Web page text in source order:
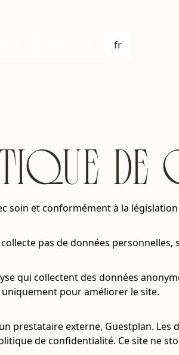
fr
DE
soin et conformément à la
pas de données
qui collectent des données
pour améliorer le site.
prestataire externe, Guestplan.
de confidentialité. Ce site ne